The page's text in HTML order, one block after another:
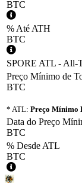
BTC
% Até ATH
BTC
SPORE ATL - All-
Preço Mínimo de
BTC
* ATL: Preço Mínimo
Data do Preço
BTC
% Desde ATL
BTC